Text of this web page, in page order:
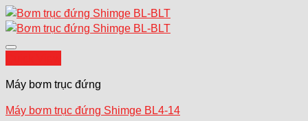
Máy bơm trục đứng
Máy bơm trục đứng Shimge BL4-14